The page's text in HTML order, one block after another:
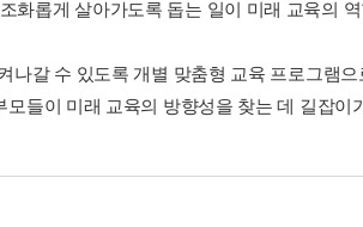
화롭게 살아가도록 돕는 일이 미래 교육의
갈 수 있도록 개별 맞춤형 교육 프로그램
들이 미래 교육의 방향성을 찾는 데 길잡이